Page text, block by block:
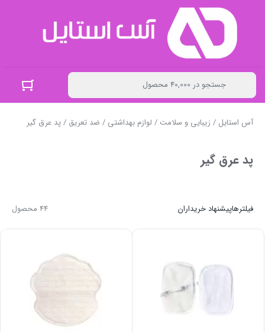
آس استایل / زیبایی و سلامت / لوازم بهداشتی / ضد تعریق / پد عرق گیر
پد عرق گیر
44 محصول فیلترهاپیشنهاد خریداران